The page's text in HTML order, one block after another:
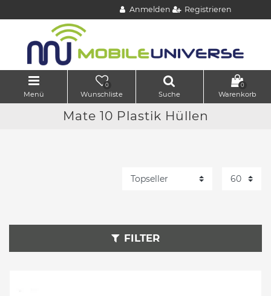
Anmelden Registrieren
Menü
0
Wunschliste Suche
0
Warenkorb
Mate 10 Plastik Hüllen
FILTER